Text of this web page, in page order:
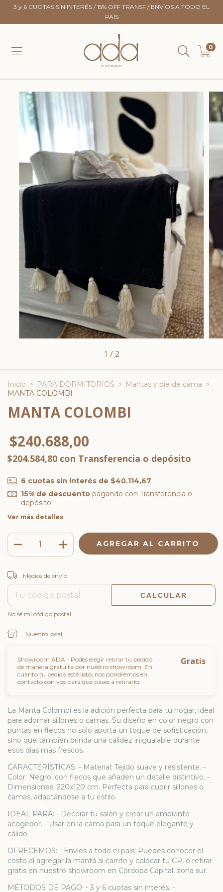
3 y 6 CUOTAS SIN INTERÉS / 15% OFF TRANSF / ENVÍOS A TODO EL
PAÍS
0
1 / 2
Inicio > PARA DORMITORIOS > Mantas y pie de cama >
MANTA COLOMBI
MANTA COLOMBI
$240.688,00
$204.584,80 con Transferencia o depósito
6 cuotas sin interés de $40.114,67
15% de descuentopagando con Transferencia o
depósito
Ver más detalles
Entregas para el CP:
Medios de envío
CALCULAR
No sé mi código postal
Nuestro local
Showroom ADA - Podés elegir retirar tu pedido
de manera gratuita por nuestro showroom. En
cuanto tu pedido esté listo, nos pondremos en
contacto con vos para que pases a retirarlo.
Gratis
La Manta Colombi es la adición perfecta para tu hogar, ideal
para adornar sillones o camas. Su diseño en color negro con
puntas en flecos no solo aporta un toque de sofisticación,
sino que también brinda una calidez inigualable durante
esos días más frescos.
CARACTERÍSTICAS: - Material: Tejido suave y resistente. -
Color: Negro, con flecos que añaden un detalle distintivo. -
Dimensiones: 220x120 cm. Perfecta para cubrir sillones o
camas, adaptándose a tu estilo.
IDEAL PARA: - Decorar tu salón y crear un ambiente
acogedor. - Usar en la cama para un toque elegante y
cálido.
OFRECEMOS: - Envíos a todo el país: Puedes conocer el
costo al agregar la manta al carrito y colocar tu CP, o retirar
gratis en nuestro showroom en Córdoba Capital, zona sur.
MÉTODOS DE PAGO: - 3 y 6 cuotas sin interés. -